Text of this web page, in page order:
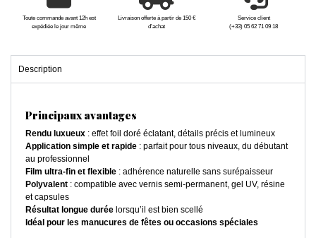
Toute commande avant 12h est
expédiée le jour même
Livraison offerte à partir de 150 €
d'achat
Service client
(+33) 05 62 71 09 18
Description
Principaux avantages
Rendu luxueux : effet foil doré éclatant, détails précis et lumineux
Application simple et rapide : parfait pour tous niveaux, du débutant
au professionnel
Film ultra-fin et flexible : adhérence naturelle sans surépaisseur
Polyvalent : compatible avec vernis semi-permanent, gel UV, résine
et capsules
Résultat longue durée lorsqu’il est bien scellé
Idéal pour les manucures de fêtes ou occasions spéciales